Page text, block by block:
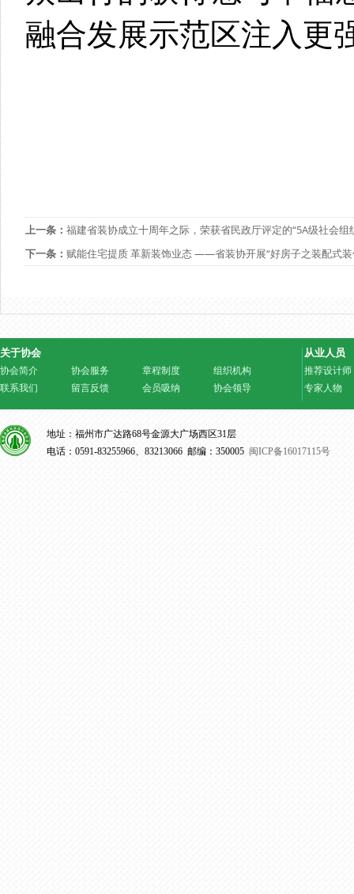
融合发展示范区注入更
上一条： 福建省装协成立十周年之际，荣获省民政厅评定的“5A级社会
下一条： 赋能住宅提质 革新装饰业态 ——省装协开展“好房子之装配式装
关于协会
协会简介 协会服务 章程制度
组织机构
联系我们
留言反馈 会员吸纳 协会领导
从业人员
推荐设计师
专家人物
地址：福州市广达路68号金源大广场西区31层
电话：0591-83255966、83213066 邮编：350005 闽ICP备16017115号